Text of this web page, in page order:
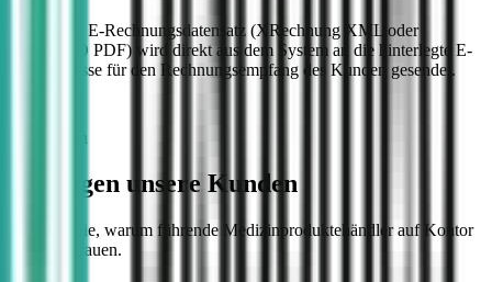
Der fertige E-Rechnungsdatensatz (XRechnung XML oder
ZUGFeRD PDF) wird direkt aus dem System an die hinterlegte E-
Mail-Adresse für den Rechnungsempfang des Kunden gesendet.
Referenzen
Das sagen unsere Kunden
Erfahren Sie, warum führende Medizinproduktehändler auf Kontor
MED vertrauen.